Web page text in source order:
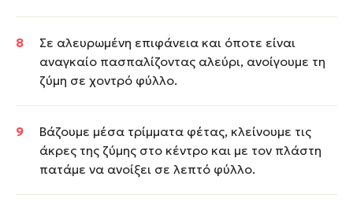
Σε αλευρωμένη επιφάνεια και όποτε είναι
αναγκαίο πασπαλίζοντας αλεύρι, ανοίγουμε τη
ζύμη σε χοντρό φύλλο.
Βάζουμε μέσα τρίμματα φέτας, κλείνουμε τις
άκρες της ζύμης στο κέντρο και με τον πλάστη
πατάμε να ανοίξει σε λεπτό φύλλο.